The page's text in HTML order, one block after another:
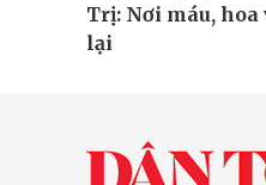
Trị: Nơi máu, hoa
lại